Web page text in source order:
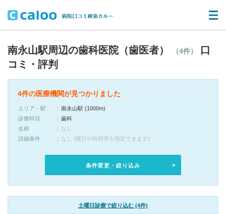
南永山駅周辺の歯科医院（歯医者） （4件）
口
コミ・評判
4件の医療機関が見つかりました
エリア・駅
南永山駅 (1000m)
診療科目
歯科
名称
なし
詳細条件
なし (曜日や時間帯を指定できます)
条件変更・絞り込み
土曜日診療で絞り込む (4件)